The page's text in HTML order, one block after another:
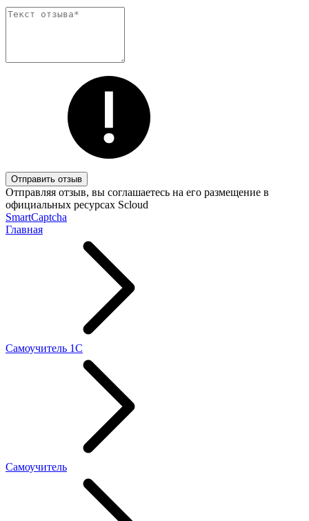
Отправить отзыв
Отправляя отзыв, вы соглашаетесь на его размещение в
официальных ресурсах Scloud
SmartCaptcha
Главная
Самоучитель 1С
Самоучитель